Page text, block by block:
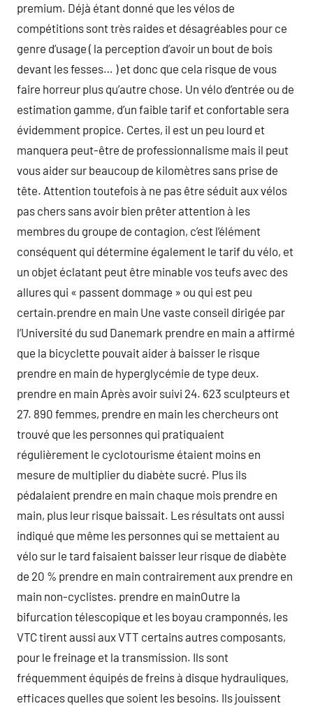
premium. Déjà étant donné que les vélos de
compétitions sont très raides et désagréables pour ce
genre d’usage ( la perception d’avoir un bout de bois
devant les fesses… ) et donc que cela risque de vous
faire horreur plus qu’autre chose. Un vélo d’entrée ou de
estimation gamme, d’un faible tarif et confortable sera
évidemment propice. Certes, il est un peu lourd et
manquera peut-être de professionnalisme mais il peut
vous aider sur beaucoup de kilomètres sans prise de
tête. Attention toutefois à ne pas être séduit aux vélos
pas chers sans avoir bien prêter attention à les
membres du groupe de contagion, c’est l’élément
conséquent qui détermine également le tarif du vélo, et
un objet éclatant peut être minable vos teufs avec des
allures qui « passent dommage » ou qui est peu
certain.prendre en main Une vaste conseil dirigée par
l’Université du sud Danemark prendre en main a affirmé
que la bicyclette pouvait aider à baisser le risque
prendre en main de hyperglycémie de type deux.
prendre en main Après avoir suivi 24. 623 sculpteurs et
27. 890 femmes, prendre en main les chercheurs ont
trouvé que les personnes qui pratiquaient
régulièrement le cyclotourisme étaient moins en
mesure de multiplier du diabète sucré. Plus ils
pédalaient prendre en main chaque mois prendre en
main, plus leur risque baissait. Les résultats ont aussi
indiqué que même les personnes qui se mettaient au
vélo sur le tard faisaient baisser leur risque de diabète
de 20 % prendre en main contrairement aux prendre en
main non-cyclistes. prendre en mainOutre la
bifurcation télescopique et les boyau cramponnés, les
VTC tirent aussi aux VTT certains autres composants,
pour le freinage et la transmission. Ils sont
fréquemment équipés de freins à disque hydrauliques,
efficaces quelles que soient les besoins. Ils jouissent